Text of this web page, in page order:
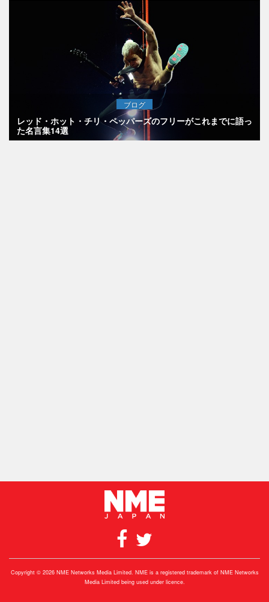
ブログ
レッド・ホット・チリ・ペッパーズのフリーがこれまでに語っ
た名言集14選
Copyright © 2026 NME Networks Media Limited. NME is a registered trademark of NME Networks
Media Limited being used under licence.